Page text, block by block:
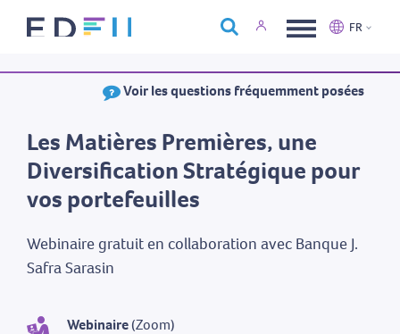
À propos d'Edfin
Calendrier
FR
Français
Voir les questions fréquemment posées
Webinaire(Zoom)
Les Matières Premières, une
Diversification Stratégique pour
vos portefeuilles
Webinaire gratuit en collaboration avec Banque J.
Safra Sarasin